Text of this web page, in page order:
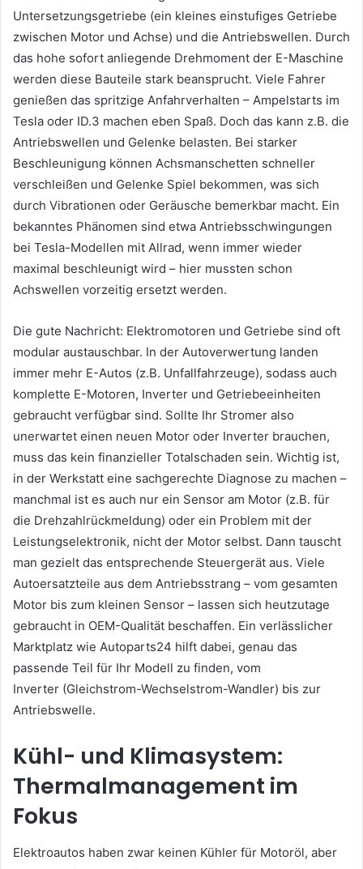
Untersetzungsgetriebe (ein kleines einstufiges Getriebe
zwischen Motor und Achse) und die Antriebswellen. Durch
das hohe sofort anliegende Drehmoment der E-Maschine
werden diese Bauteile stark beansprucht. Viele Fahrer
genießen das spritzige Anfahrverhalten – Ampelstarts im
Tesla oder ID.3 machen eben Spaß. Doch das kann z.B. die
Antriebswellen und Gelenke belasten. Bei starker
Beschleunigung können Achsmanschetten schneller
verschleißen und Gelenke Spiel bekommen, was sich
durch Vibrationen oder Geräusche bemerkbar macht. Ein
bekanntes Phänomen sind etwa Antriebsschwingungen
bei Tesla-Modellen mit Allrad, wenn immer wieder
maximal beschleunigt wird – hier mussten schon
Achswellen vorzeitig ersetzt werden.
Die gute Nachricht: Elektromotoren und Getriebe sind oft
modular austauschbar. In der Autoverwertung landen
immer mehr E-Autos (z.B. Unfallfahrzeuge), sodass auch
komplette E-Motoren, Inverter und Getriebeeinheiten
gebraucht verfügbar sind. Sollte Ihr Stromer also
unerwartet einen neuen Motor oder Inverter brauchen,
muss das kein finanzieller Totalschaden sein. Wichtig ist,
in der Werkstatt eine sachgerechte Diagnose zu machen –
manchmal ist es auch nur ein Sensor am Motor (z.B. für
die Drehzahlrückmeldung) oder ein Problem mit der
Leistungselektronik, nicht der Motor selbst. Dann tauscht
man gezielt das entsprechende Steuergerät aus. Viele
Autoersatzteile aus dem Antriebsstrang – vom gesamten
Motor bis zum kleinen Sensor – lassen sich heutzutage
gebraucht in OEM-Qualität beschaffen. Ein verlässlicher
Marktplatz wie Autoparts24 hilft dabei, genau das
passende Teil für Ihr Modell zu finden, vom
Inverter (Gleichstrom-Wechselstrom-Wandler) bis zur
Antriebswelle.
Kühl- und Klimasystem:
Thermalmanagement im
Fokus
Elektroautos haben zwar keinen Kühler für Motoröl, aber